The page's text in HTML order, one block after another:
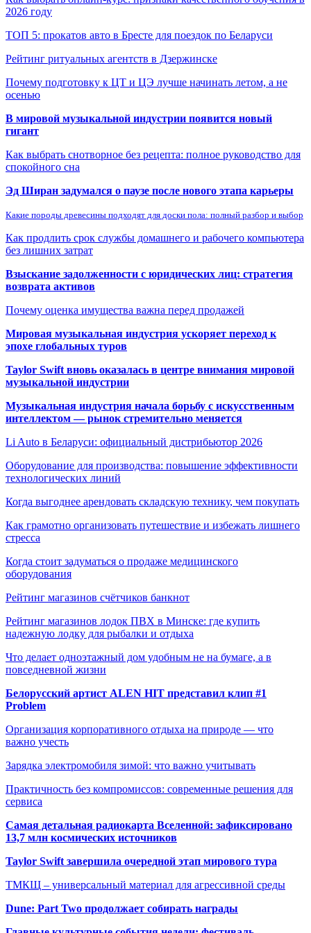
2026 году
ТОП 5: прокатов авто в Бресте для поездок по Беларуси
Рейтинг ритуальных агентств в Дзержинске
Почему подготовку к ЦТ и ЦЭ лучше начинать летом, а не
осенью
В мировой музыкальной индустрии появится новый
гигант
Как выбрать снотворное без рецепта: полное руководство для
спокойного сна
Эд Ширан задумался о паузе после нового этапа карьеры
Какие породы древесины подходят для доски пола: полный разбор и выбор
Как продлить срок службы домашнего и рабочего компьютера
без лишних затрат
Взыскание задолженности с юридических лиц: стратегия
возврата активов
Почему оценка имущества важна перед продажей
Мировая музыкальная индустрия ускоряет переход к
эпохе глобальных туров
Taylor Swift вновь оказалась в центре внимания мировой
музыкальной индустрии
Музыкальная индустрия начала борьбу с искусственным
интеллектом — рынок стремительно меняется
Li Auto в Беларуси: официальный дистрибьютор 2026
Оборудование для производства: повышение эффективности
технологических линий
Когда выгоднее арендовать складскую технику, чем покупать
Как грамотно организовать путешествие и избежать лишнего
стресса
Когда стоит задуматься о продаже медицинского
оборудования
Рейтинг магазинов счётчиков банкнот
Рейтинг магазинов лодок ПВХ в Минске: где купить
надежную лодку для рыбалки и отдыха
Что делает одноэтажный дом удобным не на бумаге, а в
повседневной жизни
Белорусский артист ALEN HIT представил клип #1
Problem
Организация корпоративного отдыха на природе — что
важно учесть
Зарядка электромобиля зимой: что важно учитывать
Практичность без компромиссов: современные решения для
сервиса
Самая детальная радиокарта Вселенной: зафиксировано
13,7 млн космических источников
Taylor Swift завершила очередной этап мирового тура
ТМКЩ – универсальный материал для агрессивной среды
Dune: Part Two продолжает собирать награды